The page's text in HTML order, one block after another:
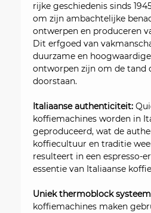
rijke geschiedenis sinds
om zijn ambachtelijke
ontwerpen en produceren
Dit erfgoed van
duurzame en
ontworpen zijn om de tand
doorstaan.
Italiaanse authenticiteit:
koffiemachines worden in
geproduceerd, wat de
koffiecultuur en traditie
resulteert in een espresso-
essentie van Italiaanse
Uniek thermoblock
koffiemachines maken